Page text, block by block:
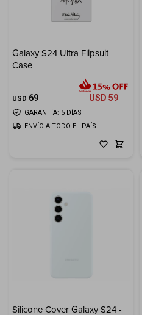
Galaxy S24 Ultra Flipsuit
Case
USD 69 USD 59
GARANTÍA: 5 DÍAS
ENVÍO A TODO EL PAÍS
Silicone Cover Galaxy S24 -